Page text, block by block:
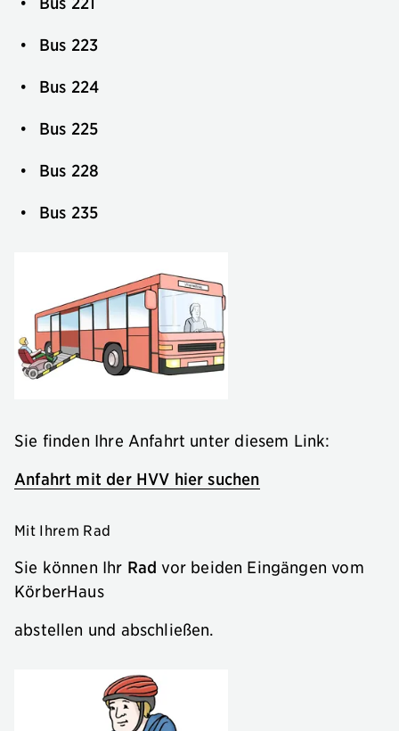
Bus 223
Bus 224
Bus 225
Bus 228
Bus 235
Sie finden Ihre Anfahrt unter diesem Link:
Anfahrt mit der HVV hier suchen
Mit Ihrem Rad
Sie können Ihr Radvor beiden Eingängen vom
KörberHaus
abstellen und abschließen.